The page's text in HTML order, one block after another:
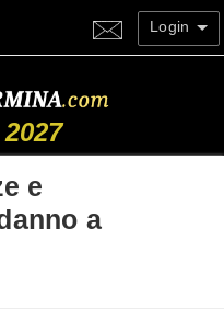
Login
2027
e
a